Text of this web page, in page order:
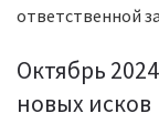
ответственной
Октябрь
новых исков